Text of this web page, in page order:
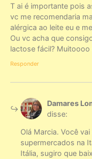
T ai é importante pois
vc me recomendaria
alérgica ao leite eu e
Ou vc acha que
lactose fácil? Muitoooo
Responder
Damares
disse:
Olá Marcia. Você
supermercados na
Itália, sugiro que